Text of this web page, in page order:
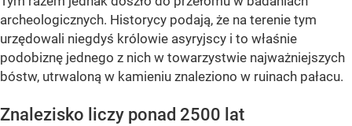
archeologicznych. Historycy podają, że na terenie tym
urzędowali niegdyś królowie asyryjscy i to właśnie
podobiznę jednego z nich w towarzystwie najważniejszych
bóstw, utrwaloną w kamieniu znaleziono w ruinach pałacu.
Znalezisko liczy ponad 2500 lat